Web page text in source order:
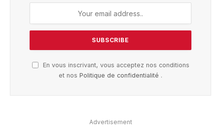
En vous inscrivant, vous acceptez nos conditions
et nos Politique de confidentialité .
Advertisement